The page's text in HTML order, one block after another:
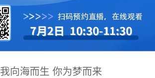
我向海而生 你为梦而来